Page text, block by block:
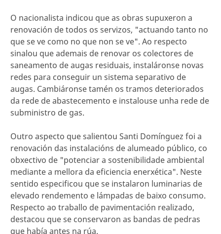
O nacionalista indicou que as obras supuxeron a
renovación de todos os servizos, "actuando tanto no
que se ve como no que non se ve". Ao respecto
sinalou que ademais de renovar os colectores de
saneamento de augas residuais, instaláronse novas
redes para conseguir un sistema separativo de
augas. Cambiáronse tamén os tramos deteriorados
da rede de abastecemento e instalouse unha rede de
subministro de gas.
Outro aspecto que salientou Santi Domínguez foi a
renovación das instalacións de alumeado público, co
obxectivo de "potenciar a sostenibilidade ambiental
mediante a mellora da eficiencia enerxética". Neste
sentido especificou que se instalaron luminarias de
elevado rendemento e lámpadas de baixo consumo.
Respecto ao traballo de pavimentación realizado,
destacou que se conservaron as bandas de pedras
que había antes na rúa.